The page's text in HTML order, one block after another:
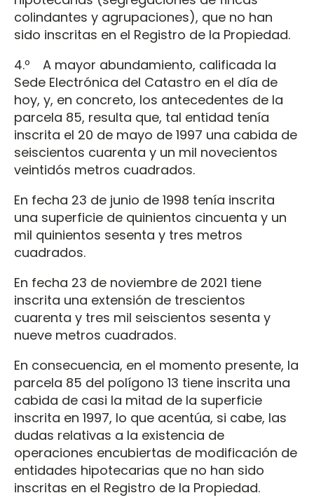
colindantes y agrupaciones), que no han
sido inscritas en el Registro de la Propiedad.
4.º A mayor abundamiento, calificada la
Sede Electrónica del Catastro en el día de
hoy, y, en concreto, los antecedentes de la
parcela 85, resulta que, tal entidad tenía
inscrita el 20 de mayo de 1997 una cabida de
seiscientos cuarenta y un mil novecientos
veintidós metros cuadrados.
En fecha 23 de junio de 1998 tenía inscrita
una superficie de quinientos cincuenta y un
mil quinientos sesenta y tres metros
cuadrados.
En fecha 23 de noviembre de 2021 tiene
inscrita una extensión de trescientos
cuarenta y tres mil seiscientos sesenta y
nueve metros cuadrados.
En consecuencia, en el momento presente, la
parcela 85 del polígono 13 tiene inscrita una
cabida de casi la mitad de la superficie
inscrita en 1997, lo que acentúa, si cabe, las
dudas relativas a la existencia de
operaciones encubiertas de modificación de
entidades hipotecarias que no han sido
inscritas en el Registro de la Propiedad.